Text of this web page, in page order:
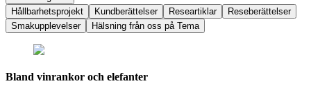
Hållbarhetsprojekt
Kundberättelser Researtiklar
Reseberättelser
Smakupplevelser
Hälsning från oss på Tema
Bland vinrankor och elefanter